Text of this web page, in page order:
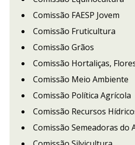
Comissão FAESP Jovem
Comissão Fruticultura
Comissão Grãos
Comissão Hortaliças,
Comissão Meio Ambiente
Comissão Política Agrícola
Comissão Recursos
Comissão Semeadoras do